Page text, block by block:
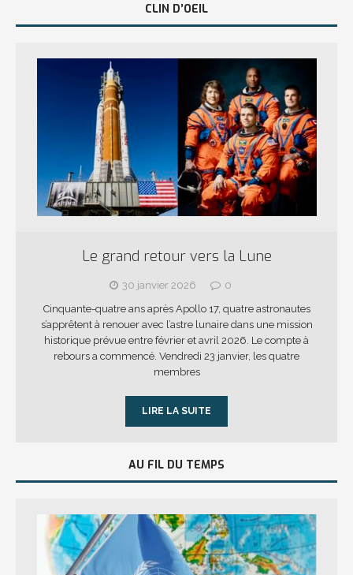
CLIN D’OEIL
Le grand retour vers la Lune
30 janvier 2026
0
Cinquante-quatre ans après Apollo 17, quatre astronautes
s’apprêtent à renouer avec l’astre lunaire dans une mission
historique prévue entre février et avril 2026. Le compte à
rebours a commencé. Vendredi 23 janvier, les quatre
membres
LIRE LA SUITE
AU FIL DU TEMPS